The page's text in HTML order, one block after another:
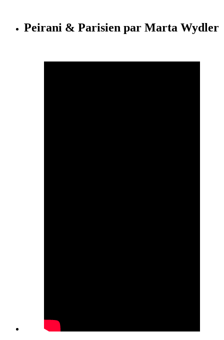
Peirani & Parisien par Marta Wydler